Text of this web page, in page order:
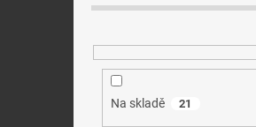
Na skladě 21